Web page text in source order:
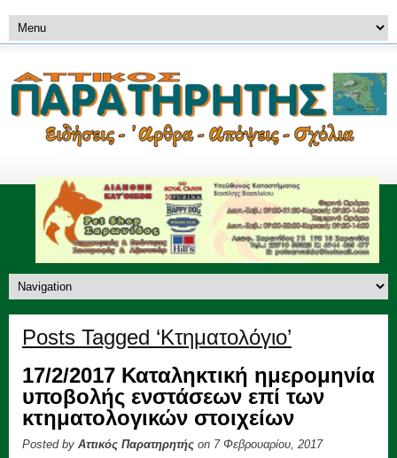
Posts Tagged ‘Κτηματολόγιο’
17/2/2017 Καταληκτική ημερομηνία
υποβολής ενστάσεων επί των
κτηματολογικών στοιχείων
Posted by Αττικός Παρατηρητής on 7 Φεβρουαρίου, 2017